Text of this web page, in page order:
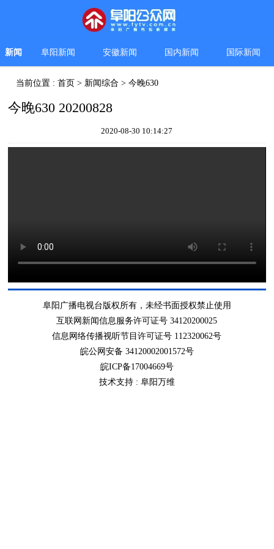
新闻 阜阳新闻 安徽新闻 国内新闻 国际新闻
当前位置 :首页 > 新闻综合 >今晚630
今晚630 20200828
2020-08-30 10:14:27
阜阳广播电视台版权所有，未经书面授权禁止使用
互联网新闻信息服务许可证号 34120200025
信息网络传播视听节目许可证号 112320062号
皖公网安备 34120002001572号
皖ICP备17004669号
技术支持 : 阜阳万维